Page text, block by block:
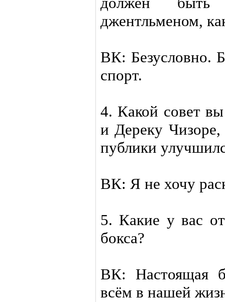
джентльменом,
ВК: Безусловно.
спорт.
4. Какой совет
и Дереку
публики
ВК: Я не хочу
5. Какие у вас
бокса?
ВК: Настоящая
всём в нашей